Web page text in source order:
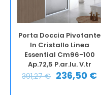
Porta Doccia Pivotante
In Cristallo Linea
Essential Cm96-100
Ap.72,5 P.ar.lu. V.tr
391,27€ 236,50 €